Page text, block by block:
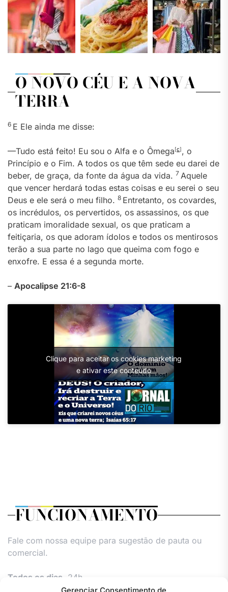
O NOVO CÉU E A NOVA
TERRA
6 E Ele ainda me disse:
—Tudo está feito! Eu sou o Alfa e o Ômega[c], o
Princípio e o Fim. A todos os que têm sede eu darei de
beber, de graça, da fonte da água da vida. 7 Aquele
que vencer herdará todas estas coisas e eu serei o seu
Deus e ele será o meu filho. 8 Entretanto, os covardes,
os incrédulos, os pervertidos, os assassinos, os que
praticam imoralidade sexual, os que praticam a
feitiçaria, os que adoram ídolos e todos os mentirosos
terão a sua parte no lago que queima com fogo e
enxofre. E essa é a segunda morte.
– Apocalipse 21:6-8
Clique para aceitar os cookies marketing
e ativar este conteúdo
FUNCIONAMENTO
Fale com nossa equipe para sugestão de pauta ou
comercial.
Todos os dias, 24h.